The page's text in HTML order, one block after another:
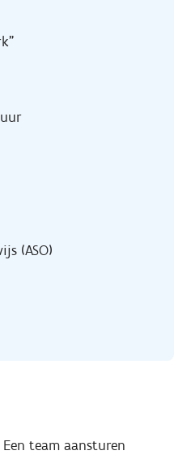
(ASO)
team aansturen